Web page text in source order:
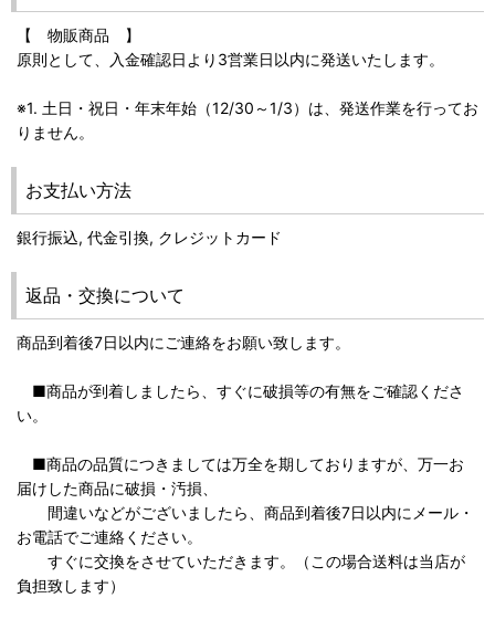
【 物販商品 】
原則として、入金確認日より3営業日以内に発送いたします。
※1. 土日・祝日・年末年始（12/30～1/3）は、発送作業を行ってお
りません。
お支払い方法
銀行振込, 代金引換, クレジットカード
返品・交換について
商品到着後7日以内にご連絡をお願い致します。
■商品が到着しましたら、すぐに破損等の有無をご確認くださ
い。
■商品の品質につきましては万全を期しておりますが、万一お
届けした商品に破損・汚損、
間違いなどがございましたら、商品到着後7日以内にメール・
お電話でご連絡ください。
すぐに交換をさせていただきます。（この場合送料は当店が
負担致します）